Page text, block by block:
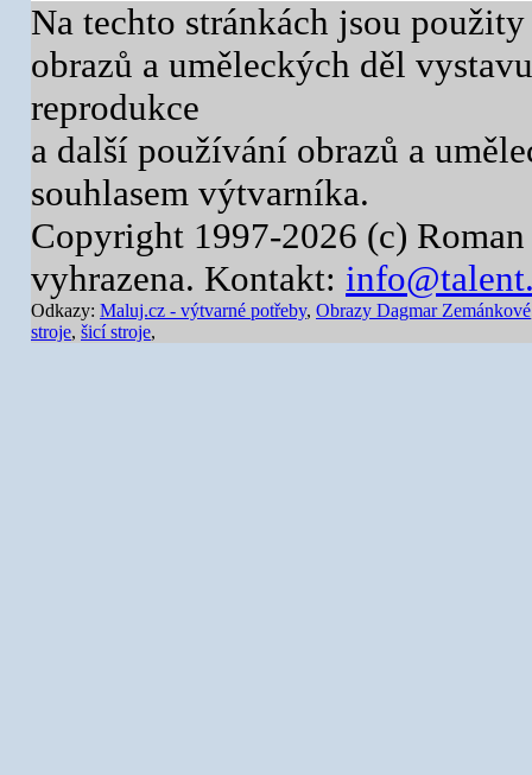
Na techto stránkách jsou
obrazů a uměleckých děl
reprodukce
a další používání obrazů a
souhlasem výtvarníka.
Copyright 1997-2026 (c)
vyhrazena. Kontakt:
Odkazy: Maluj.cz - výtvarné potřeby, Obrazy Dagmar Zemánkové
stroje, šicí stroje,